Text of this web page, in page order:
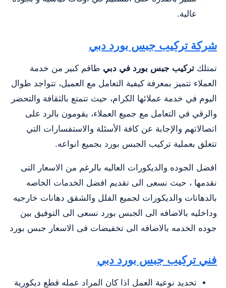
عالية.
شركة تركيب جبس بورد دبي
تمتلك تركيب جبس بورد في دبي طاقم كبير من خدمة
العملاء تتميز بمعرفة كيفية التعامل مع العميل، تتواجد طوال
اليوم في خدمة عملائها الكرام، حيث تتمتع بالثقافة والتحضر
والرقي في التعامل مع جميع العملاء، يقومون بالرد على
اتصالاتهم والإجابة عن كافة الأسئلة والاستفسارات التي
تتعلق بعملية تركيب الجبس بورد بجميع انواعه.
افضل الجوده والديكورات العاليه بالرغم من الاسعار التى
نقدمها ، حيث نسعى الى تقديم افضل الخدمات الخاصه
بالدهانات والديكورات لجميع الفلل والشقق دهانات خارجيه
وداخليه بالاضافه الى الجبس بورد نسعى الى التوفيق بين
جوده الخدمه بالاضافه الى تخفيضات فى الاسعار جبس بورد
فني تركيب جبس بورد دبي
تحديد نوعية العمل اذا كان المراد عمله قطع ديكورية